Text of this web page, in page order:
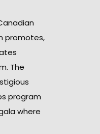
promotes,
The
program
where